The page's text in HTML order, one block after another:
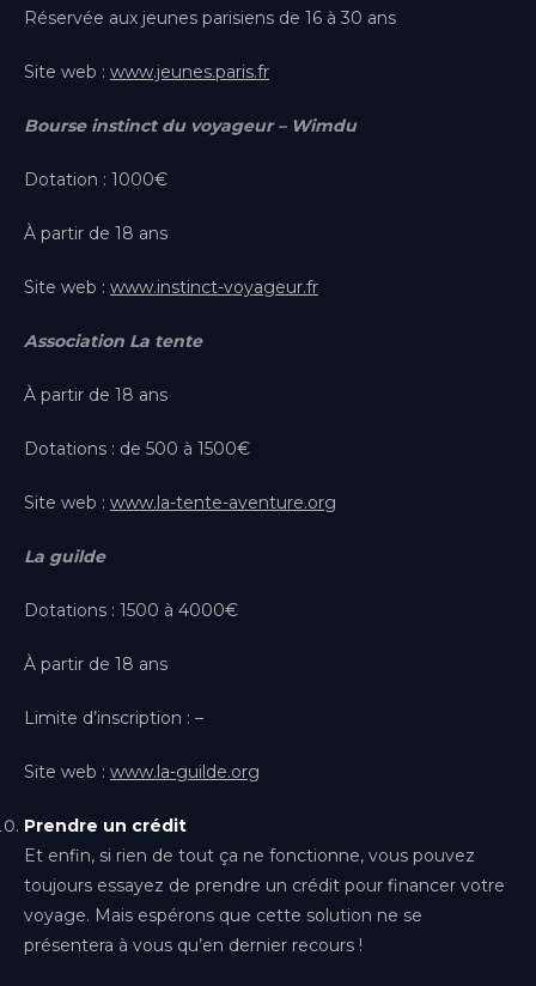
Réservée aux jeunes parisiens de 16 à 30 ans
Site web : www.jeunes.paris.fr
Bourse instinct du voyageur – Wimdu
Dotation : 1000€
À partir de 18 ans
Site web : www.instinct-voyageur.fr
Association La tente
À partir de 18 ans
Dotations : de 500 à 1500€
Site web : www.la-tente-aventure.org
La guilde
Dotations : 1500 à 4000€
À partir de 18 ans
Limite d’inscription : –
Site web : www.la-guilde.org
Prendre un crédit
Et enfin, si rien de tout ça ne fonctionne, vous pouvez
toujours essayez de prendre un crédit pour financer votre
voyage. Mais espérons que cette solution ne se
présentera à vous qu’en dernier recours !